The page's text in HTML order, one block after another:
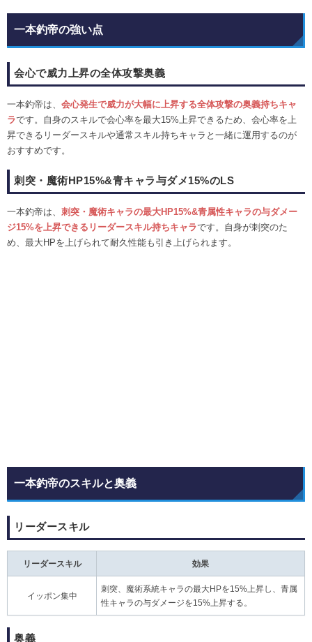
一本釣帝の強い点
会心で威力上昇の全体攻撃奥義
一本釣帝は、 会心発生で威力が大幅に上昇する全体攻撃の奥義持ちキャ
ラです。自身のスキルで会心率を最大15%上昇できるため、会心率を上
昇できるリーダースキルや通常スキル持ちキャラと一緒に運用するのが
おすすめです。
刺突・魔術HP15%&青キャラ与ダメ15%のLS
一本釣帝は、 刺突・魔術キャラの最大HP15%&青属性キャラの与ダメー
ジ15%を上昇できるリーダースキル持ちキャラです。自身が刺突のた
め、最大HPを上げられて耐久性能も引き上げられます。
一本釣帝のスキルと奥義
リーダースキル
リーダースキル 効果
イッポン集中
刺突、魔術系統キャラの最大HPを15%上昇し、青属
性キャラの与ダメージを15%上昇する。
奥義